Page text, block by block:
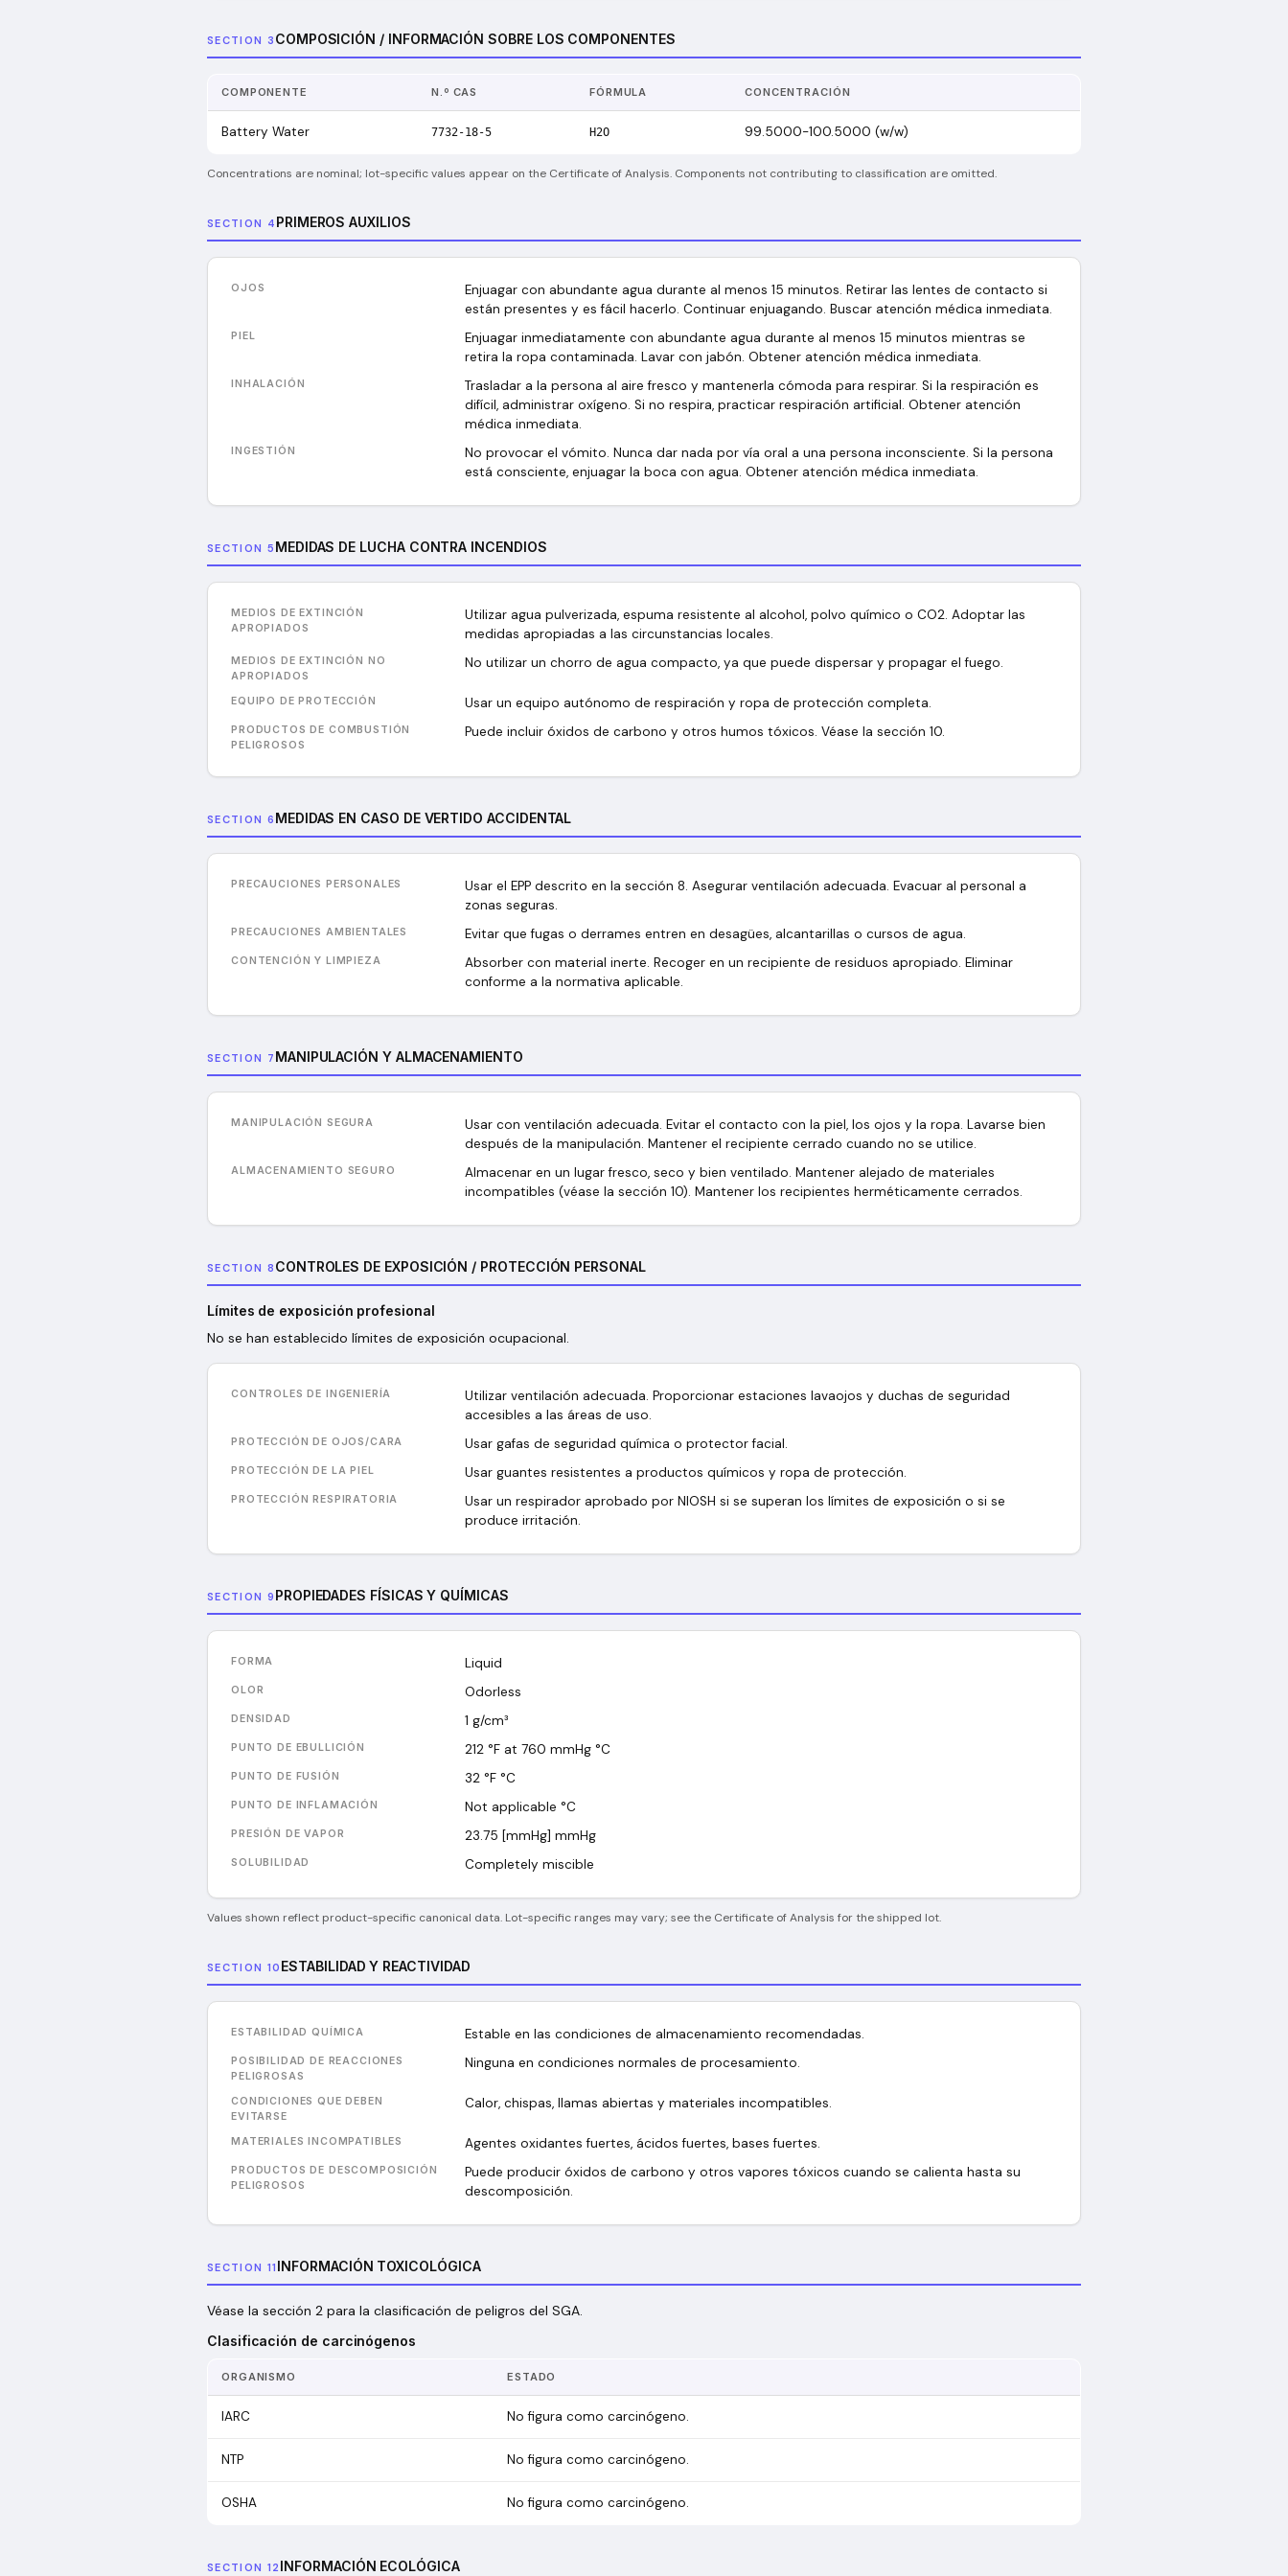
SECTION 3 COMPOSICIÓN / INFORMACIÓN SOBRE LOS COMPONENTES
COMPONENTE N.º CAS FÓRMULA CONCENTRACIÓN
Battery Water 7732-18-5 H2O 99.5000-100.5000 (w/w)
Concentrations are nominal; lot-specific values appear on the Certificate of Analysis. Components not contributing to classification are omitted.
SECTION 4 PRIMEROS AUXILIOS
OJOS
Enjuagar con abundante agua durante al menos 15 minutos. Retirar las lentes de contacto si
están presentes y es fácil hacerlo. Continuar enjuagando. Buscar atención médica inmediata.
PIEL
Enjuagar inmediatamente con abundante agua durante al menos 15 minutos mientras se
retira la ropa contaminada. Lavar con jabón. Obtener atención médica inmediata.
INHALACIÓN
Trasladar a la persona al aire fresco y mantenerla cómoda para respirar. Si la respiración es
difícil, administrar oxígeno. Si no respira, practicar respiración artificial. Obtener atención
médica inmediata.
INGESTIÓN
No provocar el vómito. Nunca dar nada por vía oral a una persona inconsciente. Si la persona
está consciente, enjuagar la boca con agua. Obtener atención médica inmediata.
SECTION 5 MEDIDAS DE LUCHA CONTRA INCENDIOS
MEDIOS DE EXTINCIÓN
APROPIADOS
Utilizar agua pulverizada, espuma resistente al alcohol, polvo químico o CO2. Adoptar las
medidas apropiadas a las circunstancias locales.
MEDIOS DE EXTINCIÓN NO
APROPIADOS
No utilizar un chorro de agua compacto, ya que puede dispersar y propagar el fuego.
EQUIPO DE PROTECCIÓN Usar un equipo autónomo de respiración y ropa de protección completa.
PRODUCTOS DE COMBUSTIÓN
PELIGROSOS
Puede incluir óxidos de carbono y otros humos tóxicos. Véase la sección 10.
SECTION 6 MEDIDAS EN CASO DE VERTIDO ACCIDENTAL
PRECAUCIONES PERSONALES
Usar el EPP descrito en la sección 8. Asegurar ventilación adecuada. Evacuar al personal a
zonas seguras.
PRECAUCIONES AMBIENTALES Evitar que fugas o derrames entren en desagües, alcantarillas o cursos de agua.
CONTENCIÓN Y LIMPIEZA
Absorber con material inerte. Recoger en un recipiente de residuos apropiado. Eliminar
conforme a la normativa aplicable.
SECTION 7 MANIPULACIÓN Y ALMACENAMIENTO
MANIPULACIÓN SEGURA
Usar con ventilación adecuada. Evitar el contacto con la piel, los ojos y la ropa. Lavarse bien
después de la manipulación. Mantener el recipiente cerrado cuando no se utilice.
ALMACENAMIENTO SEGURO
Almacenar en un lugar fresco, seco y bien ventilado. Mantener alejado de materiales
incompatibles (véase la sección 10). Mantener los recipientes herméticamente cerrados.
SECTION 8 CONTROLES DE EXPOSICIÓN / PROTECCIÓN PERSONAL
Límites de exposición profesional
No se han establecido límites de exposición ocupacional.
CONTROLES DE INGENIERÍA
Utilizar ventilación adecuada. Proporcionar estaciones lavaojos y duchas de seguridad
accesibles a las áreas de uso.
PROTECCIÓN DE OJOS/CARA Usar gafas de seguridad química o protector facial.
PROTECCIÓN DE LA PIEL Usar guantes resistentes a productos químicos y ropa de protección.
PROTECCIÓN RESPIRATORIA
Usar un respirador aprobado por NIOSH si se superan los límites de exposición o si se
produce irritación.
SECTION 9 PROPIEDADES FÍSICAS Y QUÍMICAS
FORMA Liquid
OLOR Odorless
DENSIDAD 1 g/cm³
PUNTO DE EBULLICIÓN 212 °F at 760 mmHg °C
PUNTO DE FUSIÓN 32 °F °C
PUNTO DE INFLAMACIÓN Not applicable °C
PRESIÓN DE VAPOR 23.75 [mmHg] mmHg
SOLUBILIDAD Completely miscible
Values shown reflect product-specific canonical data. Lot-specific ranges may vary; see the Certificate of Analysis for the shipped lot.
SECTION 10 ESTABILIDAD Y REACTIVIDAD
ESTABILIDAD QUÍMICA Estable en las condiciones de almacenamiento recomendadas.
POSIBILIDAD DE REACCIONES
PELIGROSAS
Ninguna en condiciones normales de procesamiento.
CONDICIONES QUE DEBEN
EVITARSE
Calor, chispas, llamas abiertas y materiales incompatibles.
MATERIALES INCOMPATIBLES Agentes oxidantes fuertes, ácidos fuertes, bases fuertes.
PRODUCTOS DE DESCOMPOSICIÓN
PELIGROSOS
Puede producir óxidos de carbono y otros vapores tóxicos cuando se calienta hasta su
descomposición.
SECTION 11 INFORMACIÓN TOXICOLÓGICA
Véase la sección 2 para la clasificación de peligros del SGA.
Clasificación de carcinógenos
ORGANISMO ESTADO
IARC No figura como carcinógeno.
NTP No figura como carcinógeno.
OSHA No figura como carcinógeno.
SECTION 12 INFORMACIÓN ECOLÓGICA